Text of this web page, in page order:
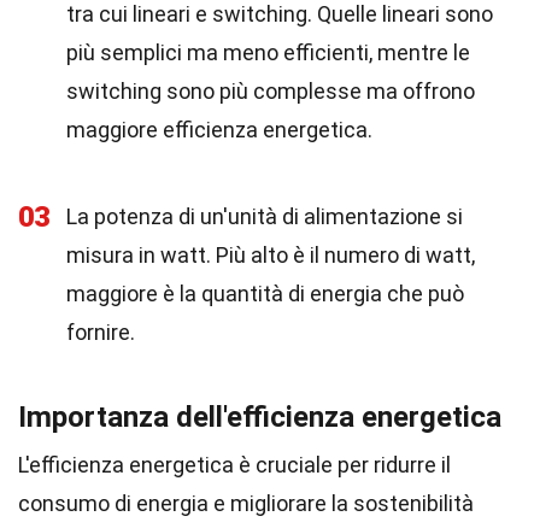
tra cui lineari e switching. Quelle lineari sono
più semplici ma meno efficienti, mentre le
switching sono più complesse ma offrono
maggiore efficienza energetica.
03
La potenza di un'unità di alimentazione si
misura in watt. Più alto è il numero di watt,
maggiore è la quantità di energia che può
fornire.
Importanza dell'efficienza energetica
L'efficienza energetica è cruciale per ridurre il
consumo di energia e migliorare la sostenibilità